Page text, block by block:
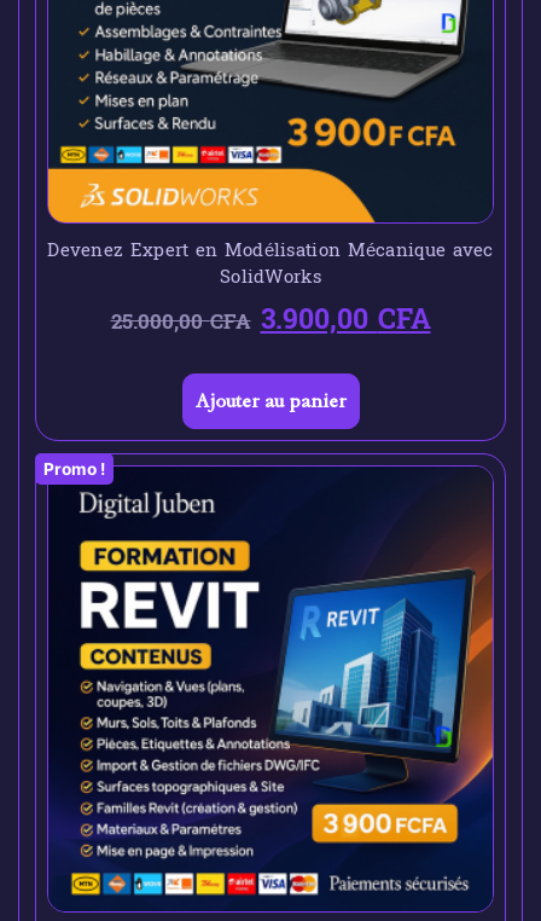
Devenez Expert en Modélisation Mécanique avec
SolidWorks
25.000,00CFA 3.900,00CFA
Ajouter au panier
Promo !